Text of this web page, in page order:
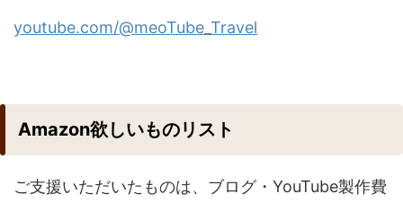
youtube.com/@meoTube_Travel
Amazon欲しいものリスト
ご支援いただいたものは、ブログ・YouTube製作費